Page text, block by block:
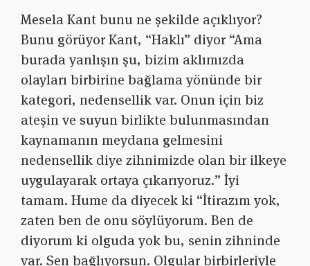
Mesela Kant bunu ne şekilde açıklıyor?
Bunu görüyor Kant, “Haklı” diyor “Ama
burada yanlışın şu, bizim aklımızda
olayları birbirine bağlama yönünde bir
kategori, nedensellik var. Onun için biz
ateşin ve suyun birlikte bulunmasından
kaynamanın meydana gelmesini
nedensellik diye zihnimizde olan bir ilkeye
uygulayarak ortaya çıkarıyoruz.” İyi
tamam. Hume da diyecek ki “İtirazım yok,
zaten ben de onu söylüyorum. Ben de
diyorum ki olguda yok bu, senin zihninde
var. Sen bağlıyorsun. Olgular birbirleriyle